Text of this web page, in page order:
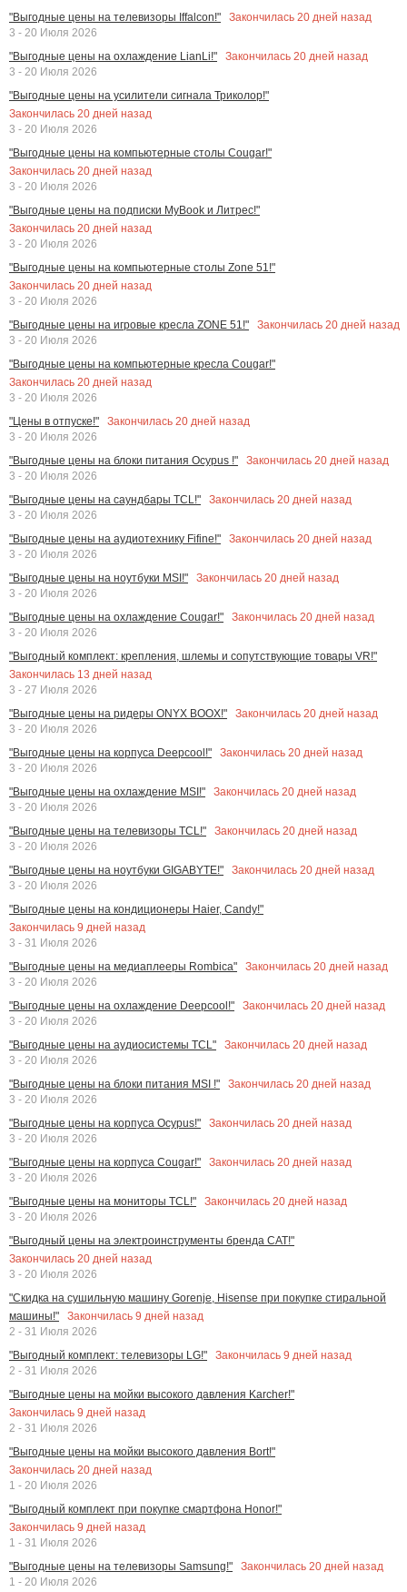
"Выгодные цены на телевизоры Iffalcon!" Закончилась 20 дней назад
3 - 20 Июля 2026
"Выгодные цены на охлаждение LianLi!"
Закончилась 20 дней назад
3 - 20 Июля 2026
"Выгодные цены на усилители сигнала Триколор!"
Закончилась 20 дней назад
3 - 20 Июля 2026
"Выгодные цены на компьютерные столы Cougar!"
Закончилась 20 дней назад
3 - 20 Июля 2026
"Выгодные цены на подписки MyBook и Литрес!"
Закончилась 20 дней назад
3 - 20 Июля 2026
"Выгодные цены на компьютерные столы Zone 51!"
Закончилась 20 дней назад
3 - 20 Июля 2026
"Выгодные цены на игровые кресла ZONE 51!"
Закончилась 20 дней назад
3 - 20 Июля 2026
"Выгодные цены на компьютерные кресла Cougar!"
Закончилась 20 дней назад
3 - 20 Июля 2026
"Цены в отпуске!"
Закончилась 20 дней назад
3 - 20 Июля 2026
"Выгодные цены на блоки питания Ocypus !"
Закончилась 20 дней назад
3 - 20 Июля 2026
"Выгодные цены на саундбары TCL!"
Закончилась 20 дней назад
3 - 20 Июля 2026
"Выгодные цены на аудиотехнику Fifine!"
Закончилась 20 дней назад
3 - 20 Июля 2026
"Выгодные цены на ноутбуки MSI!"
Закончилась 20 дней назад
3 - 20 Июля 2026
"Выгодные цены на охлаждение Cougar!"
Закончилась 20 дней назад
3 - 20 Июля 2026
"Выгодный комплект: крепления, шлемы и сопутствующие товары VR!"
Закончилась 13 дней назад
3 - 27 Июля 2026
"Выгодные цены на ридеры ONYX BOOX!"
Закончилась 20 дней назад
3 - 20 Июля 2026
"Выгодные цены на корпуса Deepcool!"
Закончилась 20 дней назад
3 - 20 Июля 2026
"Выгодные цены на охлаждение MSI!"
Закончилась 20 дней назад
3 - 20 Июля 2026
"Выгодные цены на телевизоры TCL!"
Закончилась 20 дней назад
3 - 20 Июля 2026
"Выгодные цены на ноутбуки GIGABYTE!"
Закончилась 20 дней назад
3 - 20 Июля 2026
"Выгодные цены на кондиционеры Haier, Candy!"
Закончилась 9 дней назад
3 - 31 Июля 2026
"Выгодные цены на медиаплееры Rombica"
Закончилась 20 дней назад
3 - 20 Июля 2026
"Выгодные цены на охлаждение Deepcool!"
Закончилась 20 дней назад
3 - 20 Июля 2026
"Выгодные цены на аудиосистемы TCL"
Закончилась 20 дней назад
3 - 20 Июля 2026
"Выгодные цены на блоки питания MSI !"
Закончилась 20 дней назад
3 - 20 Июля 2026
"Выгодные цены на корпуса Ocypus!"
Закончилась 20 дней назад
3 - 20 Июля 2026
"Выгодные цены на корпуса Cougar!"
Закончилась 20 дней назад
3 - 20 Июля 2026
"Выгодные цены на мониторы TCL!"
Закончилась 20 дней назад
3 - 20 Июля 2026
"Выгодный цены на электроинструменты бренда CAT!"
Закончилась 20 дней назад
3 - 20 Июля 2026
"Скидка на сушильную машину Gorenje, Hisense при покупке стиральной
машины!"
Закончилась 9 дней назад
2 - 31 Июля 2026
"Выгодный комплект: телевизоры LG!"
Закончилась 9 дней назад
2 - 31 Июля 2026
"Выгодные цены на мойки высокого давления Karcher!"
Закончилась 9 дней назад
2 - 31 Июля 2026
"Выгодные цены на мойки высокого давления Bort!"
Закончилась 20 дней назад
1 - 20 Июля 2026
"Выгодный комплект при покупке смартфона Honor!"
Закончилась 9 дней назад
1 - 31 Июля 2026
"Выгодные цены на телевизоры Samsung!"
Закончилась 20 дней назад
1 - 20 Июля 2026